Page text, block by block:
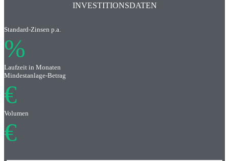
INVESTITIONSDATEN
Standard-Zinsen p.a.
%
Laufzeit in Monaten
Mindestanlage-Betrag
€
Volumen
€